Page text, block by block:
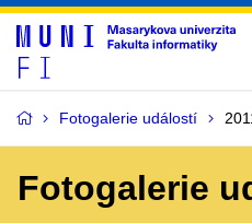
Fotogalerie událostí
Fotogalerie